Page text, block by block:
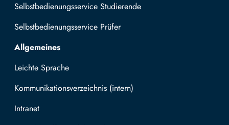
Selbstbedienungsservice Studierende
Selbstbedienungsservice Prüfer
Allgemeines
Leichte Sprache
Kommunikationsverzeichnis (intern)
Intranet